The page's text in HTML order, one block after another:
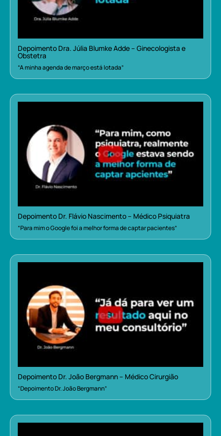
Depoimento Dra. Júlia Blumke Adde – Ginecologista e
Obstetra
“A minha agenda de março está lotada”
Depoimento Dr. Flávio Nascimento – Médico Psiquiatra
“Para mim o Google foi a melhor forma de captar pacientes”
Depoimento Dr. João Bergmann – Médico Cirurgião
“Depoimento Dr. João Bergmann”